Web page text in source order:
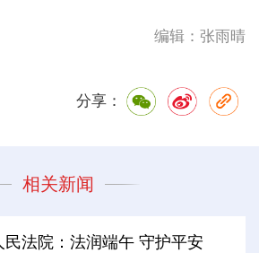
编辑：张雨晴
分享：
相关新闻
法院：法润端午 守护平安